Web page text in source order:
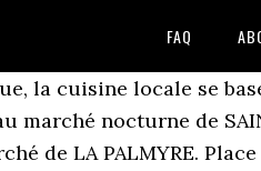
FAQ
la cuisine locale se
marché nocturne de
de LA PALMYRE.